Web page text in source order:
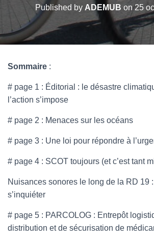
Published by ADEMUB on25
Sommaire :
# page 1 : Éditorial : le désastre
l’action s’impose
# page 2 : Menaces sur les océans
# page 3 : Une loi pour répondre à
# page 4 : SCOT toujours (et c’est tant
Nuisances sonores le long de la RD 19
s’inquiéter
# page 5 : PARCOLOG : Entrepôt
distribution et de sécurisation de